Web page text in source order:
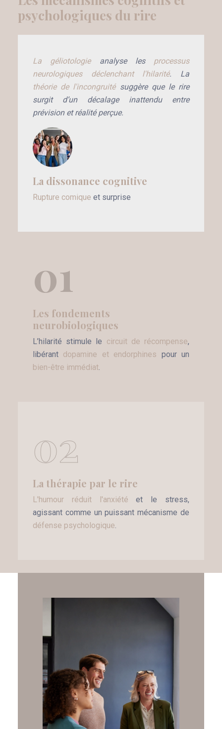
psychologiques du rire
La géliotologieanalyse les processus
neurologiques déclenchant l'hilarité. La
théorie de l'incongruitésuggère que le rire
surgit d’un décalage inattendu entre
prévision et réalité perçue.
La dissonance cognitive
Rupture comique et surprise
01
Les fondements
neurobiologiques
L’hilarité stimule le circuit de récompense,
libérant dopamine et endorphines pour un
bien-être immédiat.
02
La thérapie par le rire
L'humour réduit l'anxiété et le stress,
agissant comme un puissant mécanisme de
défense psychologique